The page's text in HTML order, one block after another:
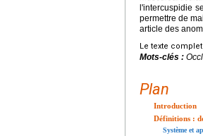
l'intercuspidie
permettre de
article des
Le texte
Mots-clés :
Plan
Introduction
Définitions :
Système et